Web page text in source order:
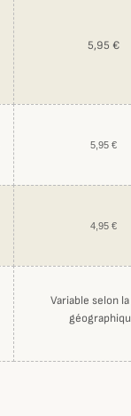
5,95 €
5,95 €
4,95 €
Variable selon